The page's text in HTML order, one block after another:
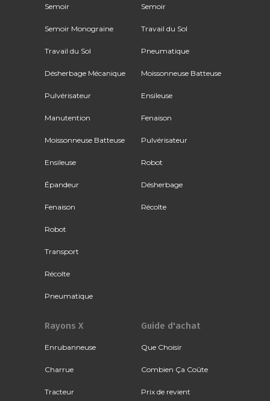
Semoir
Semoir Monograine
Travail du Sol
Désherbage Mécanique
Pulvérisateur
Manutention
Moissonneuse Batteuse
Ensileuse
Épandeur
Fenaison
Robot
Transport
Récolte
Pneumatique
Semoir
Travail du Sol
Pneumatique
Moissonneuse Batteuse
Ensileuse
Fenaison
Pulvérisateur
Robot
Désherbage
Récolte
Rayons X
Enrubanneuse
Charrue
Tracteur
Guide d'achat
Que Choisir
Combien Ça Coûte
Prix de revient